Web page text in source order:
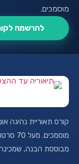
מוסמכים.
להרשמה
קורס תאוריית נהיגה
מבוססת הבנה,